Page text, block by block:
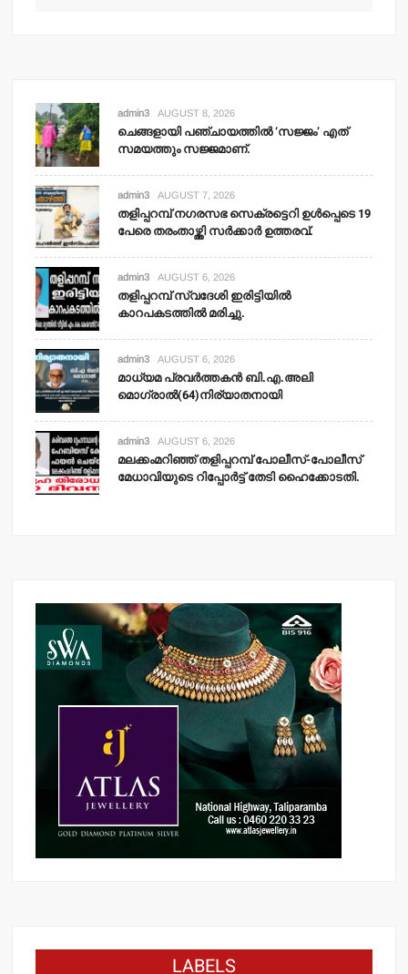
admin3 AUGUST 8, 2026
ചെങ്ങളായി പഞ്ചായത്തില്‍ ‘സജ്ജം’ എത്
സമയത്തും സജ്ജമാണ്.
admin3 AUGUST 7, 2026
തളിപ്പറമ്പ് നഗരസഭ സെക്രട്ടെറി ഉള്‍പ്പെടെ 19
പേരെ തരംതാഴ്ത്തി സര്‍ക്കാര്‍ ഉത്തരവ്.
admin3 AUGUST 6, 2026
തളിപ്പറമ്പ് സ്വദേശി ഇരിട്ടിയില്‍
കാറപകടത്തില്‍ മരിച്ചു.
admin3 AUGUST 6, 2026
മാധ്യമ പ്രവര്‍ത്തകന്‍ ബി.എ.അലി
മൊഗ്രാല്‍(64)നിര്യാതനായി
admin3 AUGUST 6, 2026
മലക്കംമറിഞ്ഞ് തളിപ്പറമ്പ് പോലീസ്-പോലീസ്
മേധാവിയുടെ റിപ്പോര്‍ട്ട് തേടി ഹൈക്കോടതി.
LABELS